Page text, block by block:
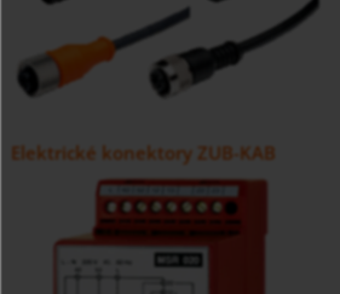
Elektrické konektory ZUB-KAB